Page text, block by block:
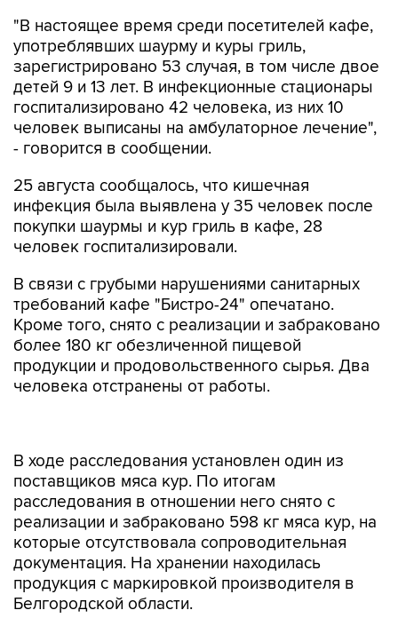
"В настоящее время среди посетителей кафе,
употреблявших шаурму и куры гриль,
зарегистрировано 53 случая, в том числе двое
детей 9 и 13 лет. В инфекционные стационары
госпитализировано 42 человека, из них 10
человек выписаны на амбулаторное лечение",
- говорится в сообщении.
25 августа сообщалось, что кишечная
инфекция была выявлена у 35 человек после
покупки шаурмы и кур гриль в кафе, 28
человек госпитализировали.
В связи с грубыми нарушениями санитарных
требований кафе "Бистро-24" опечатано.
Кроме того, снято с реализации и забраковано
более 180 кг обезличенной пищевой
продукции и продовольственного сырья. Два
человека отстранены от работы.
расследования в отношении него снято с
реализации и забраковано 598 кг мяса кур, на
которые отсутствовала сопроводительная
документация. На хранении находилась
продукция с маркировкой производителя в
Белгородской области.
Также, согласно информации управления